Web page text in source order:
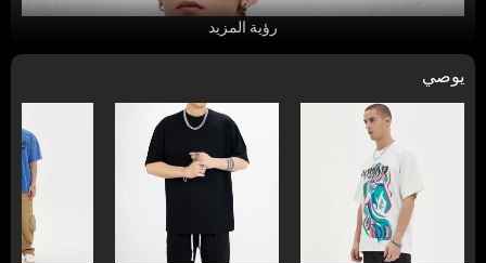
رؤية المزيد
يوصي